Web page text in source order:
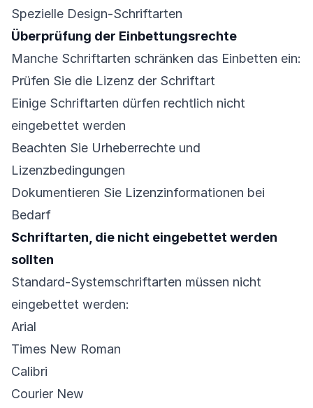
Spezielle Design-Schriftarten
Überprüfung der Einbettungsrechte
Manche Schriftarten schränken das Einbetten ein:
Prüfen Sie die Lizenz der Schriftart
Einige Schriftarten dürfen rechtlich nicht
eingebettet werden
Beachten Sie Urheberrechte und
Lizenzbedingungen
Dokumentieren Sie Lizenzinformationen bei
Bedarf
Schriftarten, die nicht eingebettet werden
sollten
Standard-Systemschriftarten müssen nicht
eingebettet werden:
Arial
Times New Roman
Calibri
Courier New